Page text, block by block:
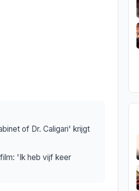
of Dr. Caligari' krijgt
'Ik heb vijf keer